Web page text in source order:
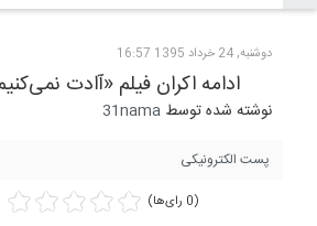
دوشنبه, 24 خرداد 1395 16:57
ادامه اکران فیلم «آادت
نوشته شده توسط 31nama
پست الکترونیکی
(0 رای‌ها)